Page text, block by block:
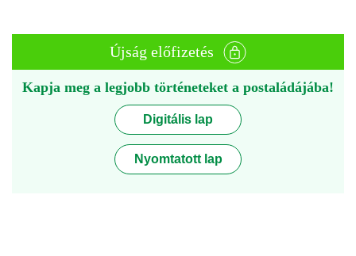
Újság előfizetés
Kapja meg a legjobb történeteket a postaládájába!
Digitális lap
Nyomtatott lap